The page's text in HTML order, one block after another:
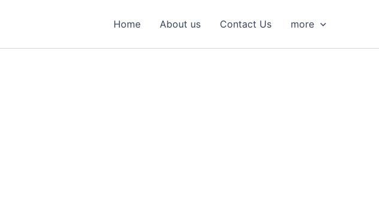
Home About us Contact Us more
a